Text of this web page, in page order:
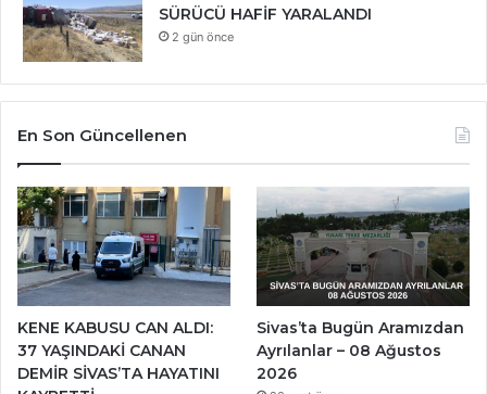
SÜRÜCÜ HAFİF YARALANDI
2 gün önce
En Son Güncellenen
KENE KABUSU CAN ALDI:
37 YAŞINDAKİ CANAN
DEMİR SİVAS’TA HAYATINI
Sivas’ta Bugün Aramızdan
Ayrılanlar – 08 Ağustos
2026